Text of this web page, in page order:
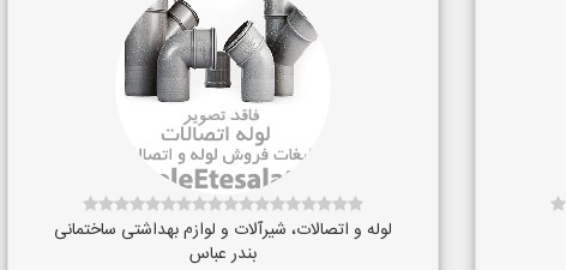
لوله و اتصالات، شیرآلات و لوازم بهداشتی ساختمانی
بندر عباس